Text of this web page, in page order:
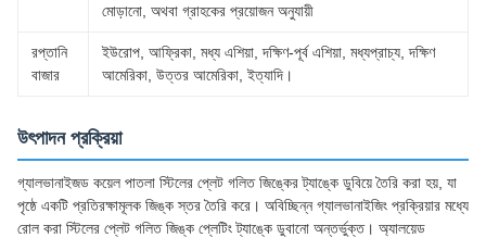
মোড়ানো, অথবা গ্রাহকের প্রয়োজন অনুযায়ী
রপ্তানি
বাজার
ইউরোপ, আফ্রিকা, মধ্য এশিয়া, দক্ষিণ-পূর্ব এশিয়া, মধ্যপ্রাচ্য, দক্ষিণ
আমেরিকা, উত্তর আমেরিকা, ইত্যাদি।
উৎপাদন প্রক্রিয়া
গ্যালভানাইজড কয়েল পাতলা স্টিলের প্লেট গলিত জিঙ্কের ট্যাঙ্কে ডুবিয়ে তৈরি করা হয়, যা
পৃষ্ঠে একটি প্রতিরক্ষামূলক জিঙ্ক স্তর তৈরি করে। অবিচ্ছিন্ন গ্যালভানাইজিং প্রক্রিয়ার মধ্যে
রোল করা স্টিলের প্লেট গলিত জিঙ্ক প্লেটিং ট্যাঙ্কে ডুবানো অন্তর্ভুক্ত। অ্যালয়েড